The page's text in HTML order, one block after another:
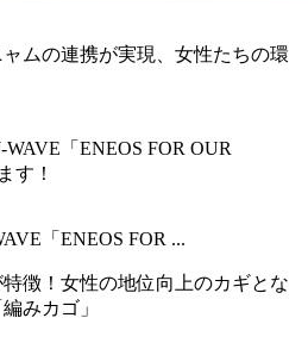
ムの連携が実現、女性たちの環
「ENEOS FOR ...